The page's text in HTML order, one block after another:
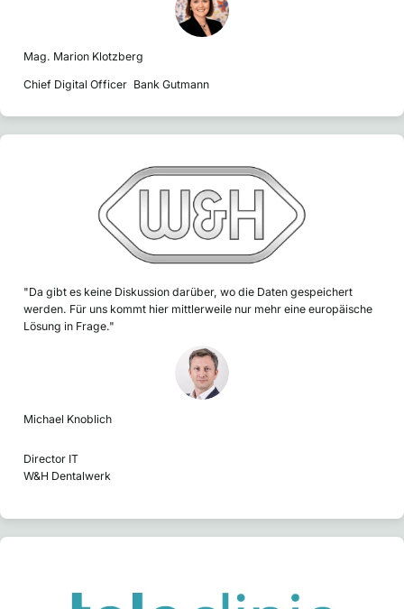
Mag. Marion Klotzberg
Chief Digital Officer Bank Gutmann
"Da gibt es keine Diskussion darüber, wo die Daten gespeichert
werden. Für uns kommt hier mittlerweile nur mehr eine europäische
Lösung in Frage."
Michael Knoblich
Director IT
W&H Dentalwerk